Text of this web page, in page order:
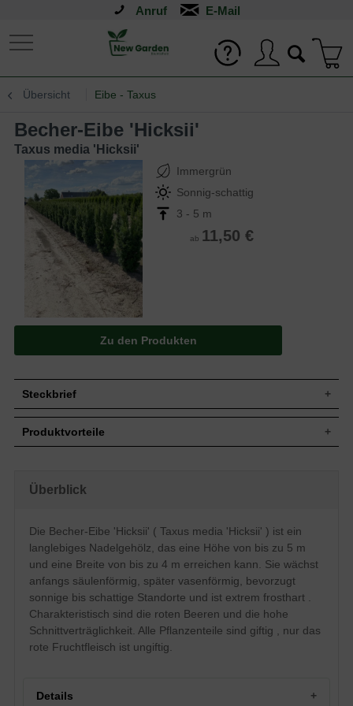
Anruf
Übersicht Eibe - Taxus
Becher-Eibe 'Hicksii'
Taxus media 'Hicksii'
Immergrün
Sonnig-schattig
3 - 5 m
ab 11,50 €
Zu den Produkten
Steckbrief
Zuwachs
Wuchsform
Frucht
Rote Beeren, nicht zum Verzehr geeignet
Blüte
Gelbliche Blütenköpfchen, im März und
April
Rinde
Rotbraun
Boden
Bevorzugt frische bis feuchte, gut
durchlässige und nahrhafte Untergründe,
insgesamt jedoch standorttolerant
Standort
Sonnig bis schattig
Produktvorteile
ansprechender, auffälliger
extrem robust und anspruchslos
starke, widerstandsfähige Wurzeln
verträgt keine extreme Trockenheit
verträgt keine Staunässe
geringer Jahreszuwachs
Überblick
Die Becher-Eibe 'Hicksii' ( Taxus media 'Hicksii' ) ist ein
langlebiges Nadelgehölz, das eine Höhe von bis zu 5 m
und eine Breite von bis zu 4 m erreichen kann. Sie wächst
anfangs säulenförmig, später vasenförmig, bevorzugt
sonnige bis schattige Standorte und ist extrem frosthart .
Charakteristisch sind die roten Beeren und die hohe
Schnittverträglichkeit. Alle Pflanzenteile sind giftig , nur das
rote Fruchtfleisch ist ungiftig.
Details